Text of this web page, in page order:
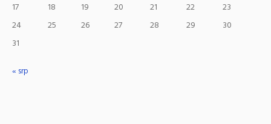
17
18 19 20 21 22
23
24
25 26 27 28 29
30
31
« srp